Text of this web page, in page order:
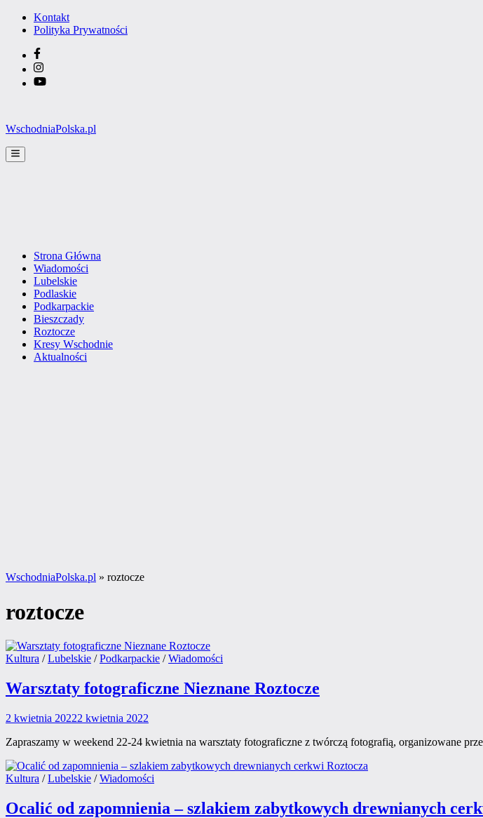
Skip
Kontakt
Polityka Prywatności
Facebook
Instagram
YouTube
WschodniaPolska.pl
Main
Menu
Strona Główna
Wiadomości
Lubelskie
Podlaskie
Podkarpackie
Bieszczady
Roztocze
Kresy Wschodnie
Aktualności
WschodniaPolska.pl » roztocze
roztocze
Posted
Kultura /Lubelskie /Podkarpackie /Wiadomości
Warsztaty fotograficzne Nieznane Roztocze
2 kwietnia 20222 kwietnia 2022
Zapraszamy w weekend 22-24 kwietnia na warsztaty fotograficzne z twórczą fotografią, organizowane
Posted
Kultura /Lubelskie /Wiadomości
Ocalić od zapomnienia – szlakiem zabytkowych drewnianych